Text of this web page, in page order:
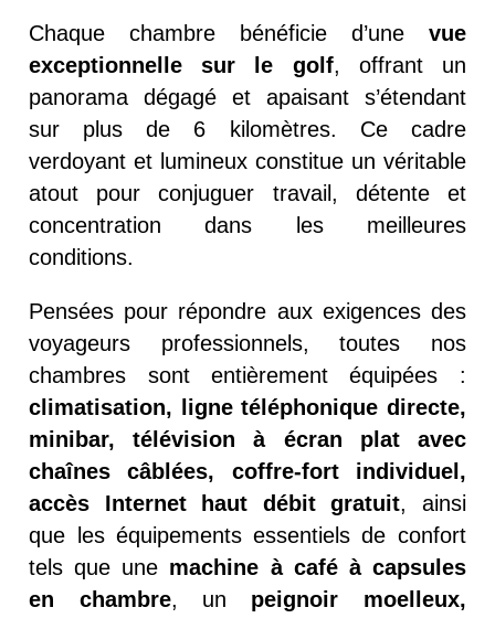
Chaque chambre bénéficie d’une vue
exceptionnelle sur le golf, offrant un
panorama dégagé et apaisant s’étendant
sur plus de 6 kilomètres. Ce cadre
verdoyant et lumineux constitue un véritable
atout pour conjuguer travail, détente et
concentration dans les meilleures
conditions.
Pensées pour répondre aux exigences des
voyageurs professionnels, toutes nos
chambres sont entièrement équipées :
climatisation, ligne téléphonique directe,
minibar, télévision à écran plat avec
chaînes câblées, coffre-fort individuel,
accès Internet haut débit gratuit, ainsi
que les équipements essentiels de confort
tels que une machine à café à capsules
en chambre, un peignoir moelleux,